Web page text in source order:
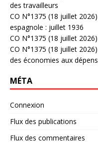
des travailleurs
CO N°1375 (18 juillet
espagnole : juillet 1936
CO N°1375 (18 juillet
CO N°1375 (18 juillet
des économies aux
MÉTA
Connexion
Flux des publications
Flux des commentaires